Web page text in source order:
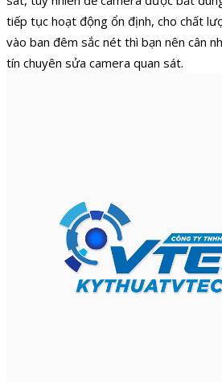
tiếp tục hoạt động ổn định, cho chất
vào ban đêm sắc nét thì bạn nên cân
tín chuyên sửa camera quan sát.